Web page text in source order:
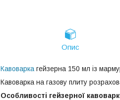
Опис
Кавоварка гейзерна 150 мл із
Кавоварка на газову плиту
Особливості гейзерної